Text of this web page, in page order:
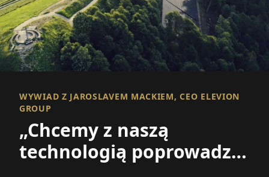
WYWIAD Z JAROSLAVEM MACKIEM, CEO ELEVION
GROUP
„Chcemy z naszą
technologią poprowadzić